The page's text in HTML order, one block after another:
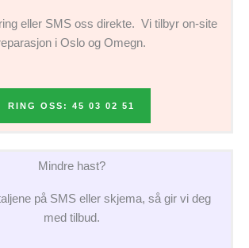
eller SMS oss direkte. Vi tilbyr on-site
i Oslo og Omegn.
RING OSS: 45 03 02 51
Mindre hast?
på SMS eller skjema, så gir vi deg
med tilbud.